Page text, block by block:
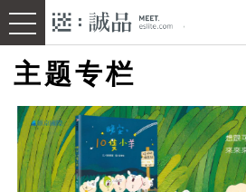
主题专栏